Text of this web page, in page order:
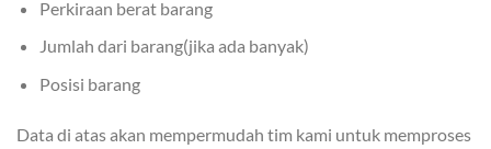
Perkiraan berat barang
Jumlah dari barang(jika ada banyak)
Posisi barang
Data di atas akan mempermudah tim kami untuk memproses